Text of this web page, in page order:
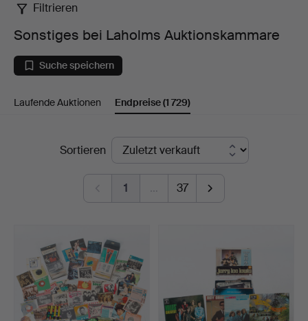
Sonstiges
bei
Laholms
Auktionskammare
Filtrieren
Sonstiges bei Laholms Auktionskammare
Suche speichern
Laufende Auktionen Endpreise(1 729)
EndpreiseSortieren
1 … 37